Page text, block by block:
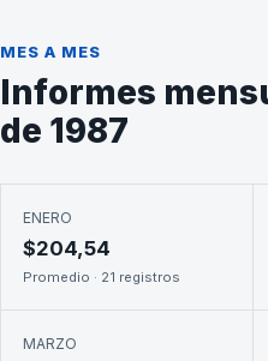
MES A MES
Informes
de 1987
ENERO
$204,54
Promedio · 21 registros
MARZO